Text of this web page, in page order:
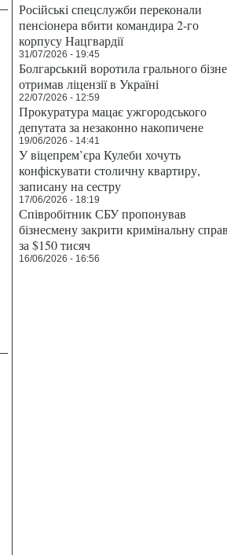
Російські спецслужби переконали
пенсіонера вбити командира 2-го
корпусу Нацгвардії
31/07/2026 - 19:45
Болгарський воротила грального
отримав ліцензії в Україні
22/07/2026 - 12:59
Прокуратура мацає ужгородського
депутата за незаконно накопичене
19/06/2026 - 14:41
У віцепрем’єра Кулеби хочуть
конфіскувати столичну квартиру,
записану на сестру
17/06/2026 - 18:19
Співробітник СБУ пропонував
бізнесмену закрити кримінальну
за $150 тисяч
16/06/2026 - 16:56